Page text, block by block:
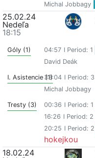
Michal Jobbagy
25.02.24
Nedeľa
18:15
Góly (1) 04:57 I Period: 1
David Deák
I. Asistencie (1)33:04 I Period: 3
Michal Jobbagy
Tresty (3) 00:36 I Period: 1
16:26 I Period: 2
20:25 I Period: 2
hokejkou
18.02.24